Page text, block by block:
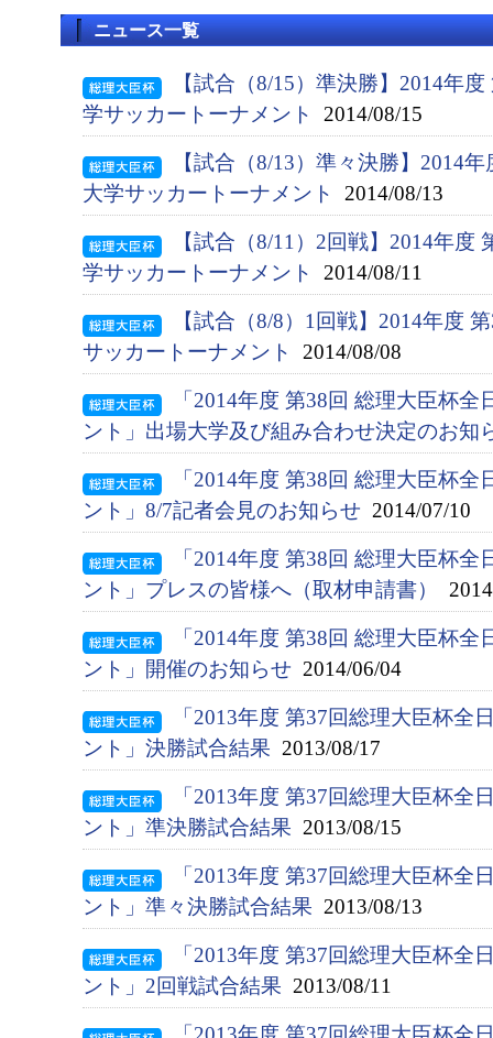
ニュース一覧
【試合（8/15）準決勝】2014年
学サッカートーナメント
2014/08/15
【試合（8/13）準々決勝】2014
大学サッカートーナメント
2014/08/13
【試合（8/11）2回戦】2014年度
学サッカートーナメント
2014/08/11
【試合（8/8）1回戦】2014年度
サッカートーナメント
2014/08/08
「2014年度 第38回 総理大臣杯
ント」出場大学及び組み合わせ決定のお知
「2014年度 第38回 総理大臣杯
ント」8/7記者会見のお知らせ 2014/07/10
「2014年度 第38回 総理大臣杯
ント」プレスの皆様へ（取材申請書）
「2014年度 第38回 総理大臣杯
ント」開催のお知らせ 2014/06/04
「2013年度 第37回総理大臣杯全
ント」決勝試合結果 2013/08/17
「2013年度 第37回総理大臣杯全
ント」準決勝試合結果 2013/08/15
「2013年度 第37回総理大臣杯全
ント」準々決勝試合結果 2013/08/13
「2013年度 第37回総理大臣杯全
ント」2回戦試合結果 2013/08/11